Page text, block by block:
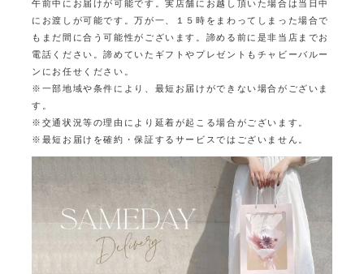
午前中にお届けが可能です。実店舗にお越し頂いた場合は当日中
にお渡しが可能です。万が一、１５時をまわってしまった場合で
もまだ間に合う可能性がございます。 諦める前に是非当店までお
電話ください。諦めていたギフトやプレゼントもチャビーバルー
ンにお任せください。
※一部地域や条件により、最短お届けができない場合がございま
す。
※交通状況等の理由により延着が起こる場合がございます。
※最短お届けを確約・保証するサービスではございません。